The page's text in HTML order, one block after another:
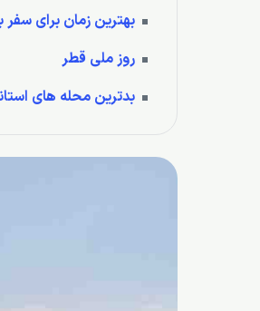
بهترین زمان برای سفر
روز ملی قطر
بدترین محله های